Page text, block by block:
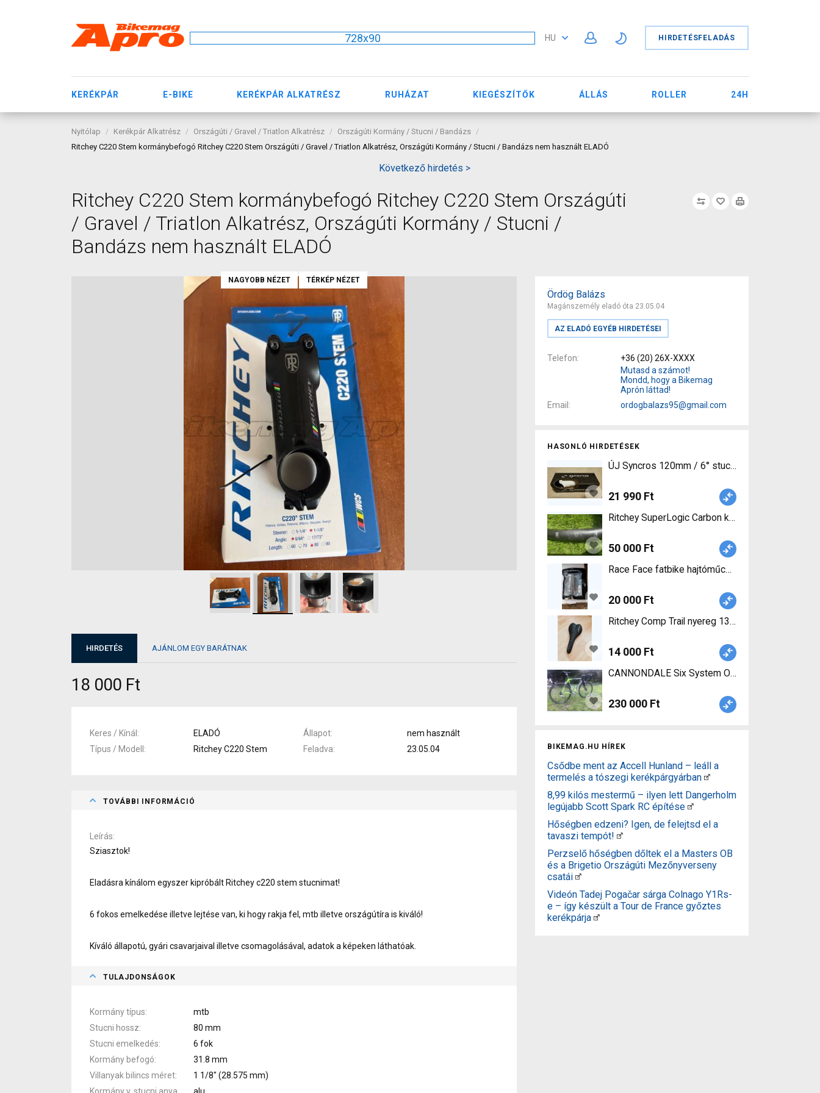
728x90 HU HIRDETÉSFELADÁS
KERÉKPÁR E-BIKE KERÉKPÁR ALKATRÉSZ RUHÁZAT KIEGÉSZÍTŐK ÁLLÁS ROLLER 24H
Nyitólap Kerékpár Alkatrész Országúti / Gravel / Triatlon Alkatrész
Országúti Kormány / Stucni / Bandázs
Ritchey C220 Stem kormánybefogó Ritchey C220 Stem Országúti / Gravel / Triatlon Alkatrész, Országúti Kormány / Stucni / Bandázs nem használt ELADÓ
Következő hirdetés >
Ritchey C220 Stem kormánybefogó Ritchey C220 Stem Országúti
/ Gravel / Triatlon Alkatrész, Országúti Kormány / Stucni /
Bandázs nem használt ELADÓ
Ördög Balázs
Magánszemély eladó óta 23.05.04
AZ ELADÓ EGYÉB HIRDETÉSEI
Telefon
+36 (20) 26X-XXXX
Mutasd a számot!
Mondd, hogy a Bikemag
Aprón láttad!
Email
ordogbalazs95@gmail.com
HASONLÓ HIRDETÉSEK
ÚJ Syncros 120mm / 6° stucni eladó Syncros FL
21 990 Ft
50 000 Ft
Race Face fatbike hajtóműcsapágy Race Face
20 000 Ft
Ritchey Comp Trail nyereg 130-139 mm Ritchey
14 000 Ft
CANNONDALE Six System Országúti
230 000 Ft
BIKEMAG.HU HÍREK
Csődbe ment az Accell Hunland – leáll a
termelés a tószegi kerékpárgyárban
8,99 kilós mestermű – ilyen lett Dangerholm
legújabb Scott Spark RC építése
Hőségben edzeni? Igen, de felejtsd el a
tavaszi tempót!
Perzselő hőségben dőltek el a Masters OB
és a Brigetio Országúti Mezőnyverseny
csatái
Videón Tadej Pogačar sárga Colnago Y1Rs-
e – így készült a Tour de France győztes
kerékpárja
NAGYOBB NÉZET TÉRKÉP NÉZET
HIRDETÉS AJÁNLOM EGY BARÁTNAK
18 000 Ft
Keres / Kínál ELADÓ Állapot
nem használt
Típus / Modell
Ritchey C220 Stem Feladva 23.05.04
TOVÁBBI INFORMÁCIÓ
Leírás
Sziasztok!
Eladásra kínálom egyszer kipróbált Ritchey c220 stem stucnimat!
6 fokos emelkedése illetve lejtése van, ki hogy rakja fel, mtb illetve országútíra is kiváló!
Kíváló állapotú, gyári csavarjaival illetve csomagolásával, adatok a képeken láthatóak.
TULAJDONSÁGOK
Kormány típus
mtb
Stucni hossz
80 mm
Stucni emelkedés
6 fok
Kormány befogó
31.8 mm
Villanyak bilincs méret
1 1/8" (28.575 mm)
alu